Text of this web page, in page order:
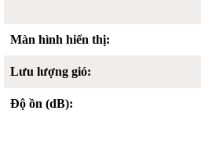
Màn hình hiển thị:
Lưu lượng gió:
Độ ồn (dB):